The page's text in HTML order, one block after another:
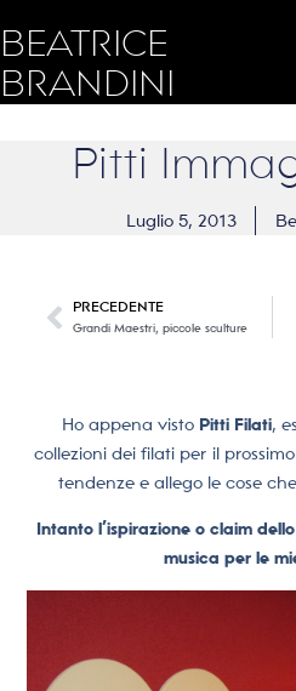
BEATRICE
BRANDINI
Pitti
Luglio 5, 2013
PRECEDENTE
Grandi Maestri, piccole sculture
Ho appena visto Pitti Filati,
collezioni dei filati per il prossimo
tendenze e allego le cose
Intanto l’ispirazione o claim
musica per le